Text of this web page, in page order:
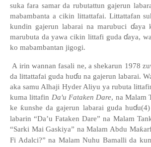
suka fara samar da rubutattun gajerun
mabambanta a cikin littattafai. Littattafan
kundin gajerun labarai na marubuci ɗaya
marubuta da yawa cikin littafi gudaɗaya,
ko mabambantan jigogi.
A irin wannan fasali ne, a shekarun 1978
da littattafai guda huɗu na gajerun labarai.
aka samu Alhaji Hyder Aliyu ya rubuta
kuma littafin Da'u Fataken Dare, na Malam
ke ƙunshe da gajerun labarai guda huɗ
labarin“Da’u Fataken Dare” na Malam
“Sarki Mai Gaskiya” na Malam Abdu Maƙ
Fi Adalci?” na Malam Nuhu Bamalli da